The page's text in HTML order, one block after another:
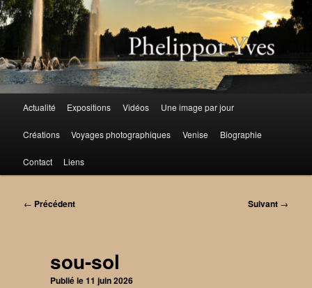
Aller
au
contenu
principal
Actualité Expositions Vidéos Une image par jour
Créations Voyages photographiques Venise Biographie
Contact Liens
Navigation
← Précédent Suivant →
sou-sol
Publié le11 juin 2026